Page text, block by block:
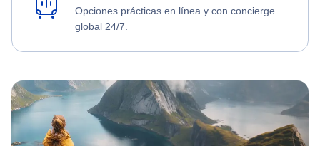
Opciones prácticas en línea y con concierge
global 24/7.